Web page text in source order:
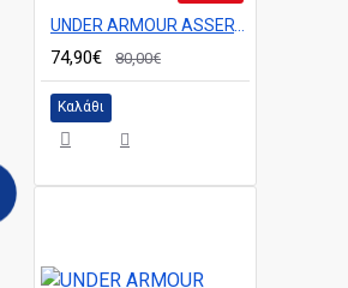
UNDER ARMOUR ASSERT 11 ΑΝΔΡΙΚΟ ΑΘΛΗΤΙΚΟ ΠΑΠΟΥΤΣΙ 6006723-005
74,90€ 80,00€
Καλάθι